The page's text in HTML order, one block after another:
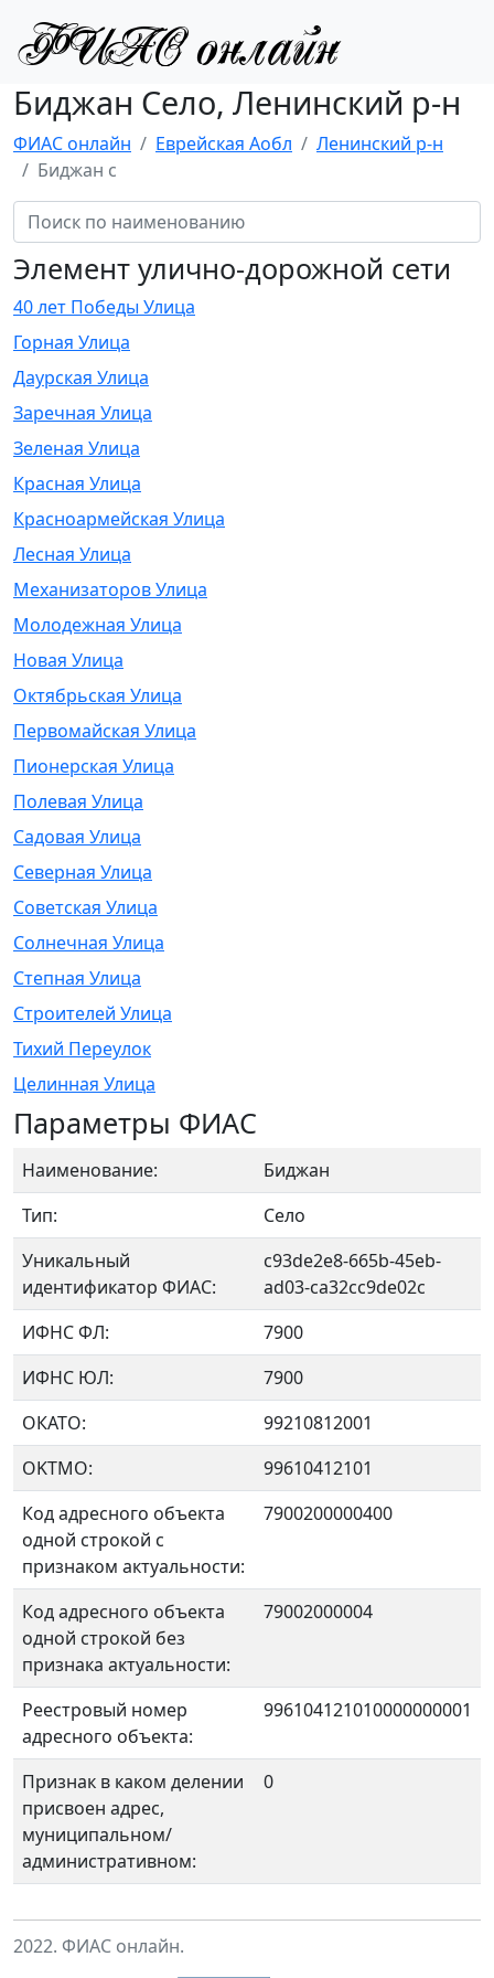
Биджан Село, Ленинский р-н
ФИАС онлайн Еврейская Аобл
Ленинский р-н
Биджан с
Элемент улично-дорожной сети
40 лет Победы Улица
Горная Улица
Даурская Улица
Заречная Улица
Зеленая Улица
Красная Улица
Красноармейская Улица
Лесная Улица
Механизаторов Улица
Молодежная Улица
Новая Улица
Октябрьская Улица
Первомайская Улица
Пионерская Улица
Полевая Улица
Садовая Улица
Северная Улица
Советская Улица
Солнечная Улица
Степная Улица
Строителей Улица
Тихий Переулок
Целинная Улица
Параметры ФИАС
Наименование:
Биджан
Тип:
Село
Уникальный
идентификатор ФИАС:
c93de2e8-665b-45eb-
ad03-ca32cc9de02c
ИФНС ФЛ:
7900
ИФНС ЮЛ:
7900
ОКАТО:
99210812001
OKTMO:
99610412101
Код адресного объекта
одной строкой с
признаком актуальности:
7900200000400
Код адресного объекта
одной строкой без
признака актуальности:
79002000004
Реестровый номер
адресного объекта:
996104121010000000001
Признак в каком делении
присвоен адрес,
муниципальном/
административном:
0
2022. ФИАС онлайн.